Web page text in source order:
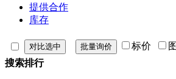
提供合作
库存
标价
搜索排行